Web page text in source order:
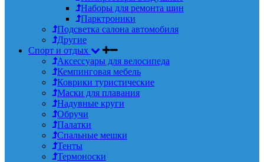
Наборы для ремонта шин
Парктроники
Подсветка салона автомобиля
Другие
Спорт и отдых
Аксессуары для велосипеда
Кемпинговая мебель
Коврики туристические
Маски для плавания
Надувные круги
Обручи
Палатки
Спальные мешки
Тенты
Термоноски